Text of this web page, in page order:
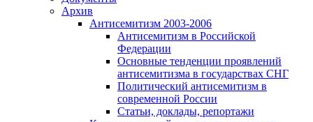
Архив
Антисемитизм 2003-2006
Антисемитизм в Российской
Федерации
Основные тенденции проявлений
антисемитизма в государствах СНГ
Политический антисемитизм в
современной России
Статьи, доклады, репортажи